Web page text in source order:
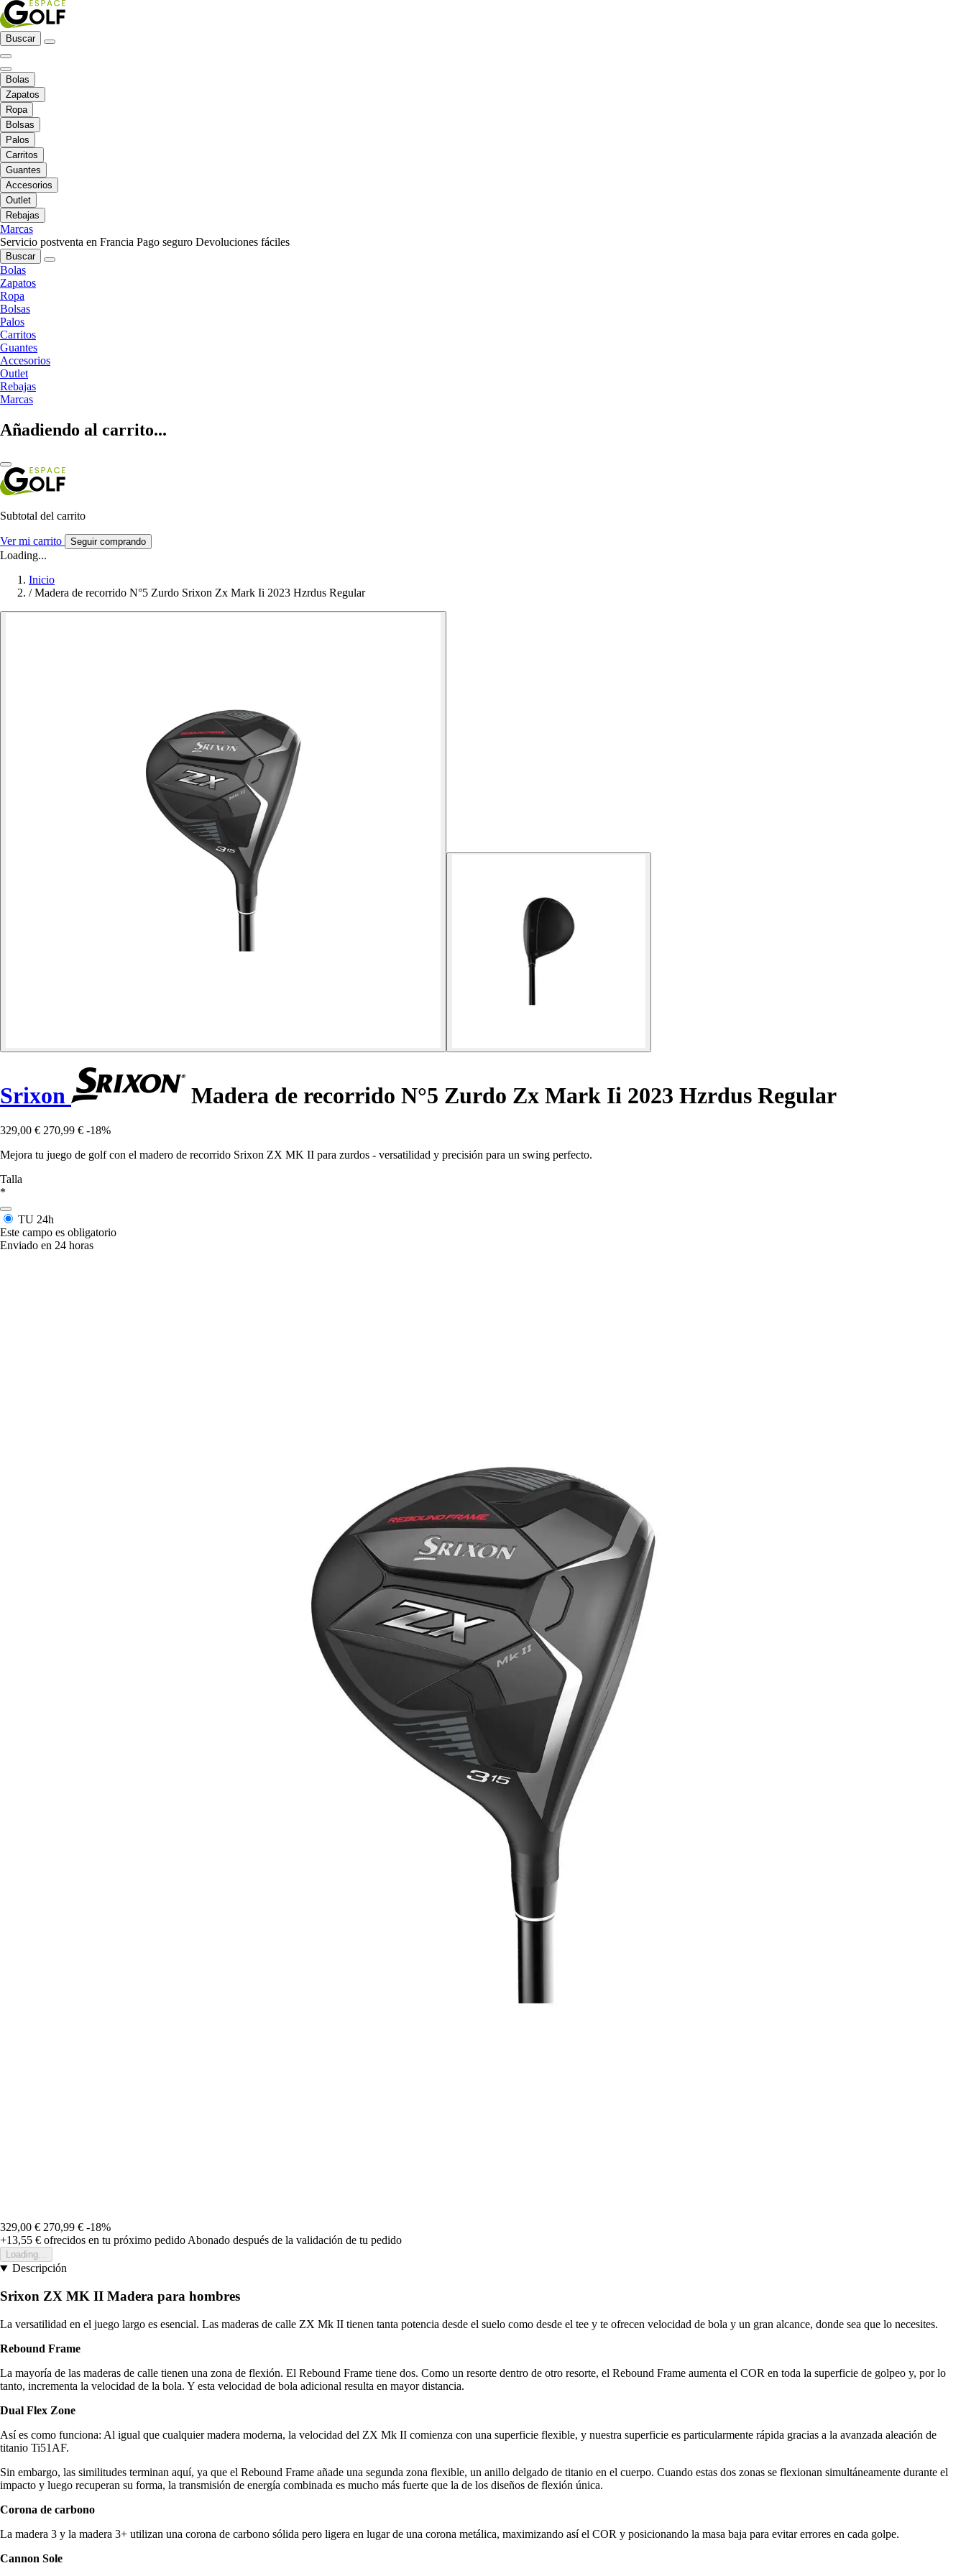
Buscar
Bolas
Zapatos
Ropa
Bolsas
Palos
Carritos
Guantes
Accesorios
Outlet
Rebajas
Marcas
Servicio postventa en Francia Pago seguro Devoluciones fáciles
Buscar
Bolas
Zapatos
Ropa
Bolsas
Palos
Carritos
Guantes
Accesorios
Outlet
Rebajas
Marcas
Añadiendo al carrito...
Subtotal del carrito
Ver mi carrito Seguir comprando
Loading...
Inicio
/ Madera de recorrido N°5 Zurdo Srixon Zx Mark Ii 2023 Hzrdus Regular
Srixon Madera de recorrido N°5 Zurdo Zx Mark Ii 2023 Hzrdus Regular
329,00 € 270,99 € -18%
Mejora tu juego de golf con el madero de recorrido Srixon ZX MK II para zurdos - versatilidad y precisión para un swing perfecto.
Talla
*
TU 24h
Este campo es obligatorio
Enviado en 24 horas
329,00 € 270,99 € -18%
+13,55 € ofrecidos en tu próximo pedidoAbonado después de la validación de tu pedido
Loading...
Descripción
Srixon ZX MK II Madera para hombres
La versatilidad en el juego largo es esencial. Las maderas de calle ZX Mk II tienen tanta potencia desde el suelo como desde el tee y te ofrecen velocidad de bola y un gran alcance, donde sea que lo necesites.
Rebound Frame
La mayoría de las maderas de calle tienen una zona de flexión. El Rebound Frame tiene dos. Como un resorte dentro de otro resorte, el Rebound Frame aumenta el COR en toda la superficie de golpeo y, por lo
tanto, incrementa la velocidad de la bola. Y esta velocidad de bola adicional resulta en mayor distancia.
Dual Flex Zone
Así es como funciona: Al igual que cualquier madera moderna, la velocidad del ZX Mk II comienza con una superficie flexible, y nuestra superficie es particularmente rápida gracias a la avanzada aleación de
titanio Ti51AF.
Sin embargo, las similitudes terminan aquí, ya que el Rebound Frame añade una segunda zona flexible, un anillo delgado de titanio en el cuerpo. Cuando estas dos zonas se flexionan simultáneamente durante el
impacto y luego recuperan su forma, la transmisión de energía combinada es mucho más fuerte que la de los diseños de flexión única.
Corona de carbono
La madera 3 y la madera 3+ utilizan una corona de carbono sólida pero ligera en lugar de una corona metálica, maximizando así el COR y posicionando la masa baja para evitar errores en cada golpe.
Cannon Sole